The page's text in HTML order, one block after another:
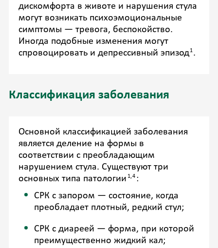
дискомфорта в животе и нарушения стула
могут возникать психоэмоциональные
симптомы — тревога, беспокойство.
Иногда подобные изменения могут
спровоцировать и депрессивный эпизод1.
Классификация заболевания
Основной классификацией заболевания
является деление на формы в
соответствии с преобладающим
нарушением стула. Существуют три
основных типа патологии 1,4 :
СРК с запором — состояние, когда
преобладает плотный, редкий стул;
СРК с диареей — форма, при которой
преимущественно жидкий кал;